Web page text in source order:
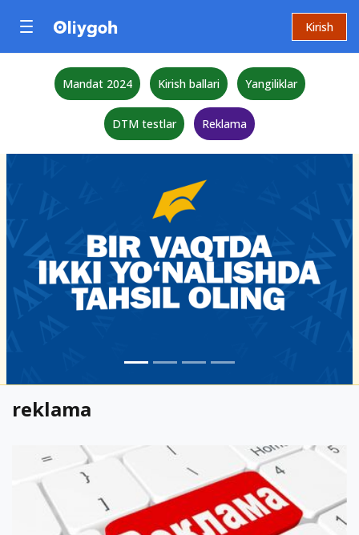
Kirish
Mandat 2024 Kirish ballari Yangiliklar
DTM testlar Reklama
reklama